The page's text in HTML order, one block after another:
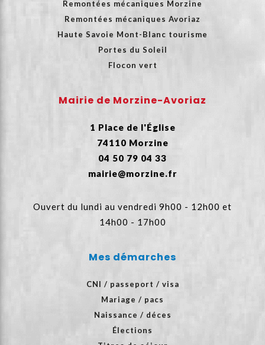
Remontées mécaniques Morzine
Remontées mécaniques Avoriaz
Haute Savoie Mont-Blanc tourisme
Portes du Soleil
Flocon vert
Mairie de Morzine-Avoriaz
1 Place de l'Église
74110 Morzine
04 50 79 04 33
mairie@morzine.fr
Ouvert du lundi au vendredi 9h00 - 12h00 et
14h00 - 17h00
Mes démarches
CNI / passeport / visa
Mariage / pacs
Naissance / déces
Élections